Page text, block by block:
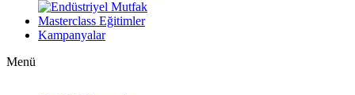
Masterclass Eğitimler
Kampanyalar
Menü